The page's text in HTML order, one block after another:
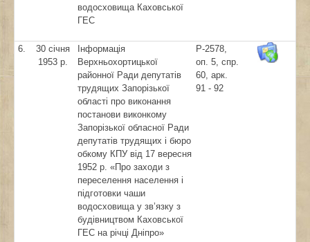
водосховища Каховської
ГЕС
6.
30 січня
1953 р.
Інформація
Верхньохортицької
районної Ради депутатів
трудящих Запорізької
області про виконання
постанови виконкому
Запорізької обласної Ради
депутатів трудящих і бюро
обкому КПУ від 17 вересня
1952 р. «Про заходи з
переселення населення і
підготовки чаши
водосховища у зв’язку з
будівництвом Каховської
ГЕС на річці Дніпро»
Р-2578,
оп. 5, спр.
60, арк.
91 - 92